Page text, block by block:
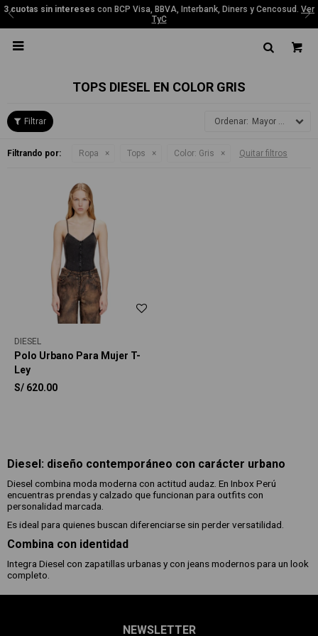
3 cuotas sin intereses con BCP Visa, BBVA, Interbank, Diners y Cencosud. Ver
TyC

TOPS DIESEL EN COLOR GRIS
Mayor precio
Filtrando por: Ropa Tops Color: Gris Quitar filtros
DIESEL
Polo Urbano Para Mujer T-
Ley
S/ 620.00
Diesel: diseño contemporáneo con carácter urbano
Diesel combina moda moderna con actitud audaz. En Inbox Perú
encuentras prendas y calzado que funcionan para outfits con
personalidad marcada.
Es ideal para quienes buscan diferenciarse sin perder versatilidad.
Combina con identidad
Integra Diesel con zapatillas urbanas y con jeans modernos para un look
completo.
NEWSLETTER